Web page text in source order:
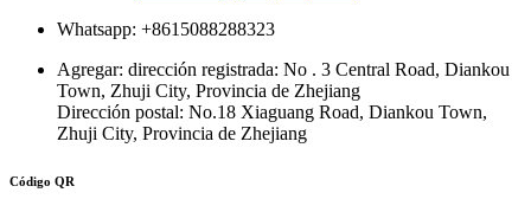
Whatsapp: +8615088288323
Agregar: dirección registrada: No . 3 Central Road, Diankou
Town, Zhuji City, Provincia de Zhejiang
Dirección postal: No.18 Xiaguang Road, Diankou Town,
Zhuji City, Provincia de Zhejiang
Código QR